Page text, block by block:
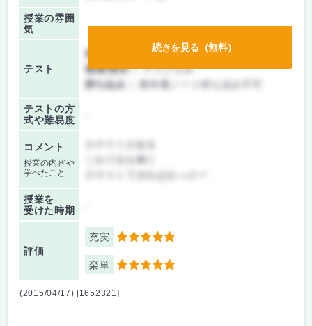
授業の雰囲
気
テスト
前期/中間：
テストのみ
後期/期末：テストのみ
持ち込み：
教科書ノート持ち込み不可
テストの方
式や難易度
コメント
授業の内容や
学べたこと
小テストがある
これで点を稼ぐ
授業を
受けた時期
評価
充実 5
楽単 5
続きを見る（無料）
(2015/04/17) [1652321]